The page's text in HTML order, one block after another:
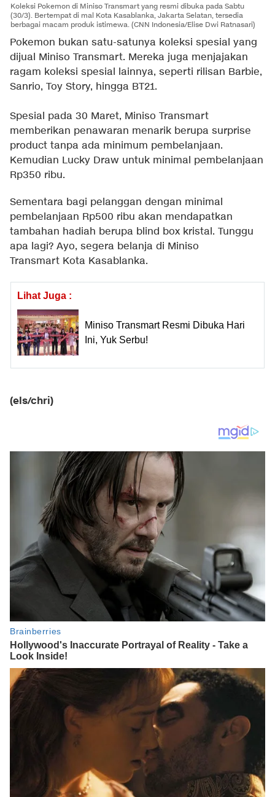
Koleksi Pokemon di Miniso Transmart yang resmi dibuka pada Sabtu
(30/3). Bertempat di mal Kota Kasablanka, Jakarta Selatan, tersedia
berbagai macam produk istimewa. (CNN Indonesia/Elise Dwi Ratnasari)
Pokemon bukan satu-satunya koleksi spesial yang
dijual Miniso Transmart. Mereka juga menjajakan
ragam koleksi spesial lainnya, seperti rilisan Barbie,
Sanrio, Toy Story, hingga BT21.
Spesial pada 30 Maret, Miniso Transmart
memberikan penawaran menarik berupa surprise
product tanpa ada minimum pembelanjaan.
Kemudian Lucky Draw untuk minimal pembelanjaan
Rp350 ribu.
Sementara bagi pelanggan dengan minimal
pembelanjaan Rp500 ribu akan mendapatkan
tambahan hadiah berupa blind box kristal. Tunggu
apa lagi? Ayo, segera belanja di Miniso
Transmart Kota Kasablanka.
Lihat Juga :
Miniso Transmart Resmi Dibuka Hari
Ini, Yuk Serbu!
(els/chri)